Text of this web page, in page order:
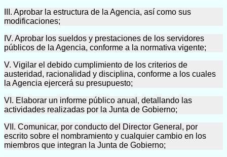
III. Aprobar la estructura de la Agencia, así como sus
modificaciones;
IV. Aprobar los sueldos y prestaciones de los servidores
públicos de la Agencia, conforme a la normativa vigente;
V. Vigilar el debido cumplimiento de los criterios de
austeridad, racionalidad y disciplina, conforme a los cuales
la Agencia ejercerá su presupuesto;
VI. Elaborar un informe público anual, detallando las
actividades realizadas por la Junta de Gobierno;
VII. Comunicar, por conducto del Director General, por
escrito sobre el nombramiento y cualquier cambio en los
miembros que integran la Junta de Gobierno;